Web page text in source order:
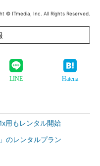
© ITmedia, Inc. All Rights Reserved.
LINE Hatena
用もレンタル開始
のレンタルプラン